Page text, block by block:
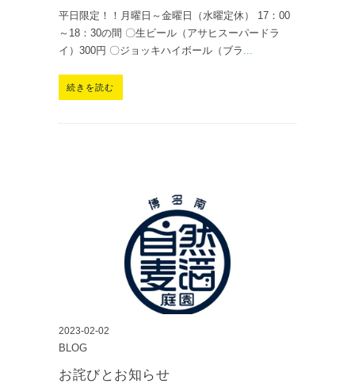
平日限定！！月曜日～金曜日（水曜定休） 17：00
～18：30の間 〇生ビール（アサヒスーパードラ
イ）300円 〇ジョッキハイボール（ブラ ...
続きを読む
2023-02-02
BLOG
お詫びとお知らせ